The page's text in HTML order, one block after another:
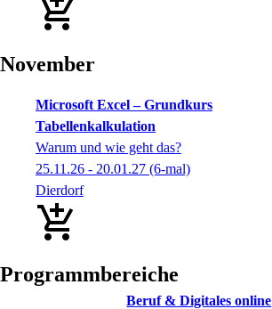
November
Microsoft Excel – Grundkurs
Tabellenkalkulation
Warum und wie geht das?
25.11.26 - 20.01.27 (6-mal)
Dierdorf
Programmbereiche
Beruf & Digitales online